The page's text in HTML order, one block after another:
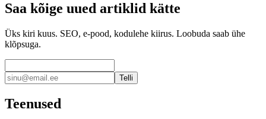
Saa kõige uued artiklid kätte
Üks kiri kuus. SEO, e-pood, kodulehe kiirus. Loobuda saab ühe
klõpsuga.
Telli
Teenused